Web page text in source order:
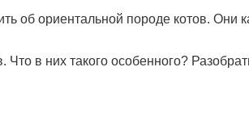
об ориентальной породе котов. Они
в них такого особенного?